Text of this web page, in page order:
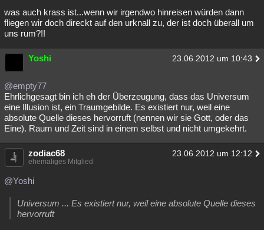
was auch krass ist...wenn wir irgendwo hinreisen würden dann
fliegen wir doch direckt auf den urknall zu, der ist doch überall um
uns rum?!!
Yoshi 23.06.2012 um 10:43
@empty77
Ehrlichgesagt bin ich eh der Überzeugung, dass das Universum
eine Illusion ist, ein Traumgebilde. Es existiert nur, weil eine
absolute Quelle dieses hervorruft (nennen wir sie Gott, oder das
Eine). Raum und Zeit sind in einem selbst und nicht umgekehrt.
zodiac68 23.06.2012 um 12:12
ehemaliges Mitglied
@Yoshi
Universum ... Es existiert nur, weil eine absolute Quelle dieses
hervorruft